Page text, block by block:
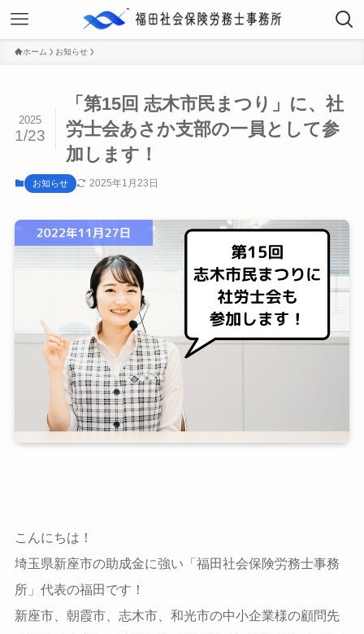
ホーム お知らせ
「第15回 志木市民まつり」に、社
労士会あさか支部の一員として参
加します！
2025
1/23
お知らせ 2025年1月23日
こんにちは！
埼玉県新座市の助成金に強い「福田社会保険労務士事務
所」代表の福田です！
新座市、朝霞市、志木市、和光市の中小企業様の顧問先